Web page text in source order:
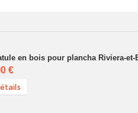
en bois pour plancha Riviera-et-
€